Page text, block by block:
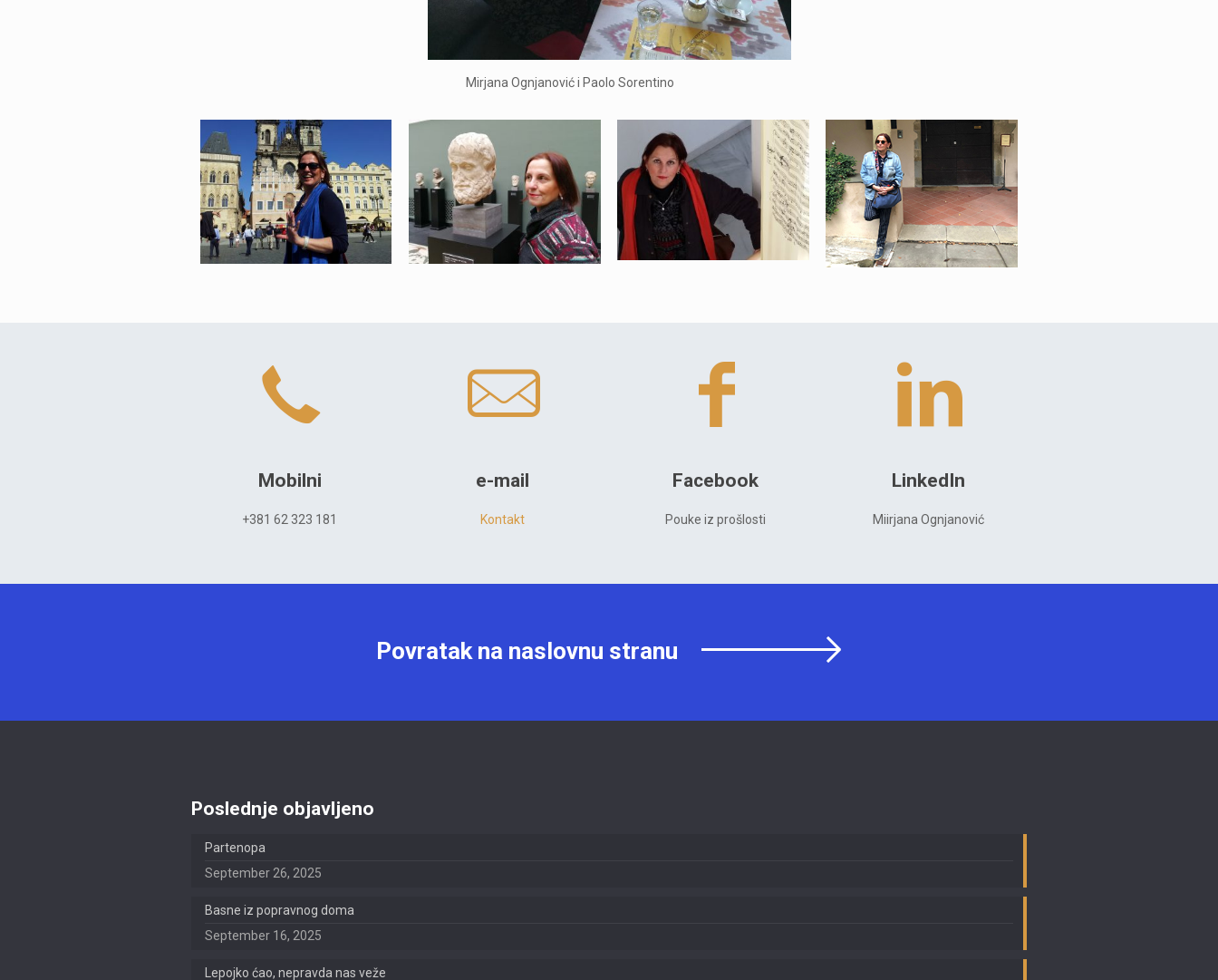
Mirjana Ognjanović i Paolo Sorentino
Mobilni
+381 62 323 181
e-mail
Kontakt
Facebook
Pouke iz prošlosti
LinkedIn
Miirjana Ognjanović
Povratak na naslovnu stranu
Poslednje objavljeno
Partenopa
September 26, 2025
Basne iz popravnog doma
September 16, 2025
Lepojko ćao, nepravda nas veže